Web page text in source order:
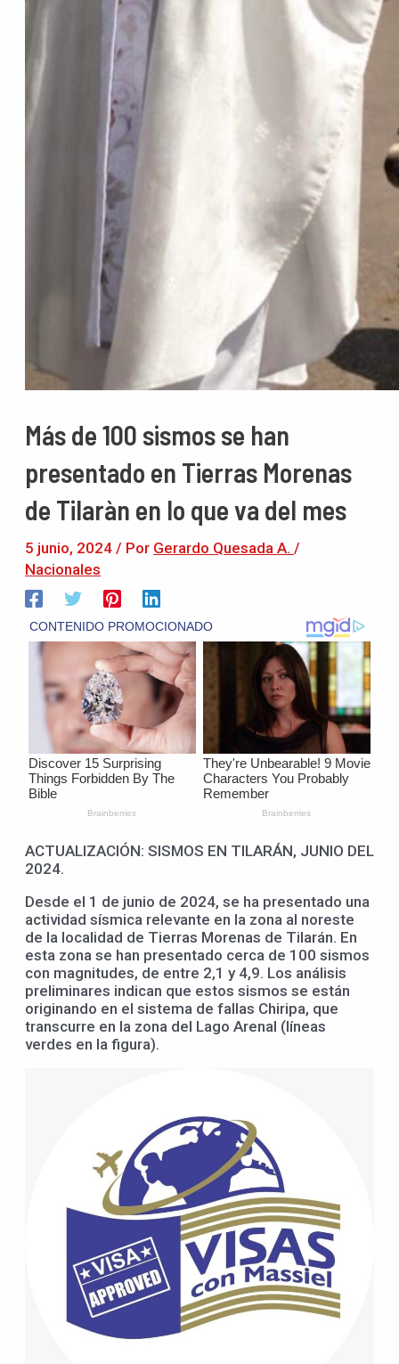
Más de 100 sismos se han
presentado en Tierras Morenas
de Tilaràn en lo que va del mes
5 junio, 2024 / Por Gerardo Quesada A. /
Nacionales
ACTUALIZACIÓN: SISMOS EN TILARÁN, JUNIO DEL
2024.
Desde el 1 de junio de 2024, se ha presentado una
actividad sísmica relevante en la zona al noreste
de la localidad de Tierras Morenas de Tilarán. En
esta zona se han presentado cerca de 100 sismos
con magnitudes, de entre 2,1 y 4,9. Los análisis
preliminares indican que estos sismos se están
originando en el sistema de fallas Chiripa, que
transcurre en la zona del Lago Arenal (líneas
verdes en la figura).